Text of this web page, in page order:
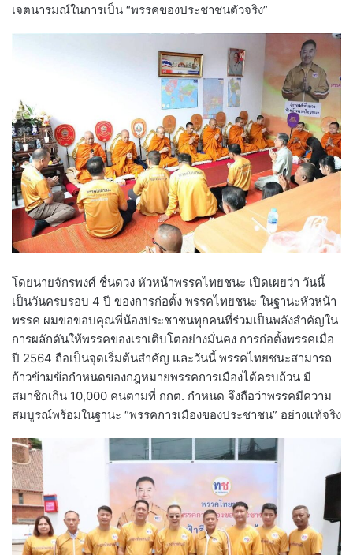
เจตนารมณ์ในการเป็น “พรรคของประชาชนตัวจริง”
โดยนายจักรพงศ์ ชื่นดวง หัวหน้าพรรคไทยชนะ เปิดเผยว่า วันนี้
เป็นวันครบรอบ 4 ปี ของการก่อตั้ง พรรคไทยชนะ ในฐานะหัวหน้า
พรรค ผมขอขอบคุณพี่น้องประชาชนทุกคนที่ร่วมเป็นพลังสำคัญใน
การผลักดันให้พรรคของเราเติบโตอย่างมั่นคง การก่อตั้งพรรคเมื่อ
ปี 2564 ถือเป็นจุดเริ่มต้นสำคัญ และวันนี้ พรรคไทยชนะสามารถ
ก้าวข้ามข้อกำหนดของกฎหมายพรรคการเมืองได้ครบถ้วน มี
สมาชิกเกิน 10,000 คนตามที่ กกต. กำหนด จึงถือว่าพรรคมีความ
สมบูรณ์พร้อมในฐานะ “พรรคการเมืองของประชาชน” อย่างแท้จริง